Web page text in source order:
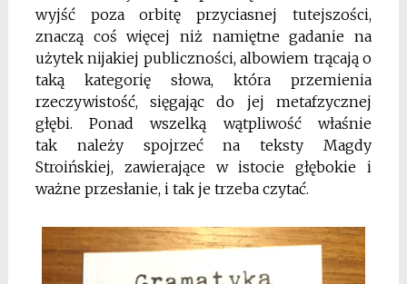
wyjść poza orbitę przyciasnej tutejszości,
znaczą coświęcej niż namiętne gadanie na
użytek nijakiej publiczności, albowiem trącają o
taką kategorię słowa,która przemienia
rzeczywistość, sięgając do jej metafzycznej
głębi. Ponad wszelką wątpliwość właśnie
tak należy spojrzeć na teksty Magdy
Stroińskiej, zawierające w istocie głębokie i
ważne przesłanie, i tak je trzeba czytać.